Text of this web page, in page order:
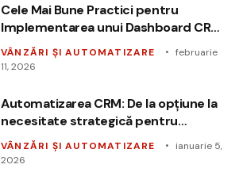
Cele Mai Bune Practici pentru
Implementarea unui Dashboard CRM
Personalizat
VÂNZĂRI ȘI AUTOMATIZARE
februarie
11, 2026
Automatizarea CRM: De la opțiune la
necesitate strategică pentru
succesul afacerii
VÂNZĂRI ȘI AUTOMATIZARE
ianuarie 5,
2026